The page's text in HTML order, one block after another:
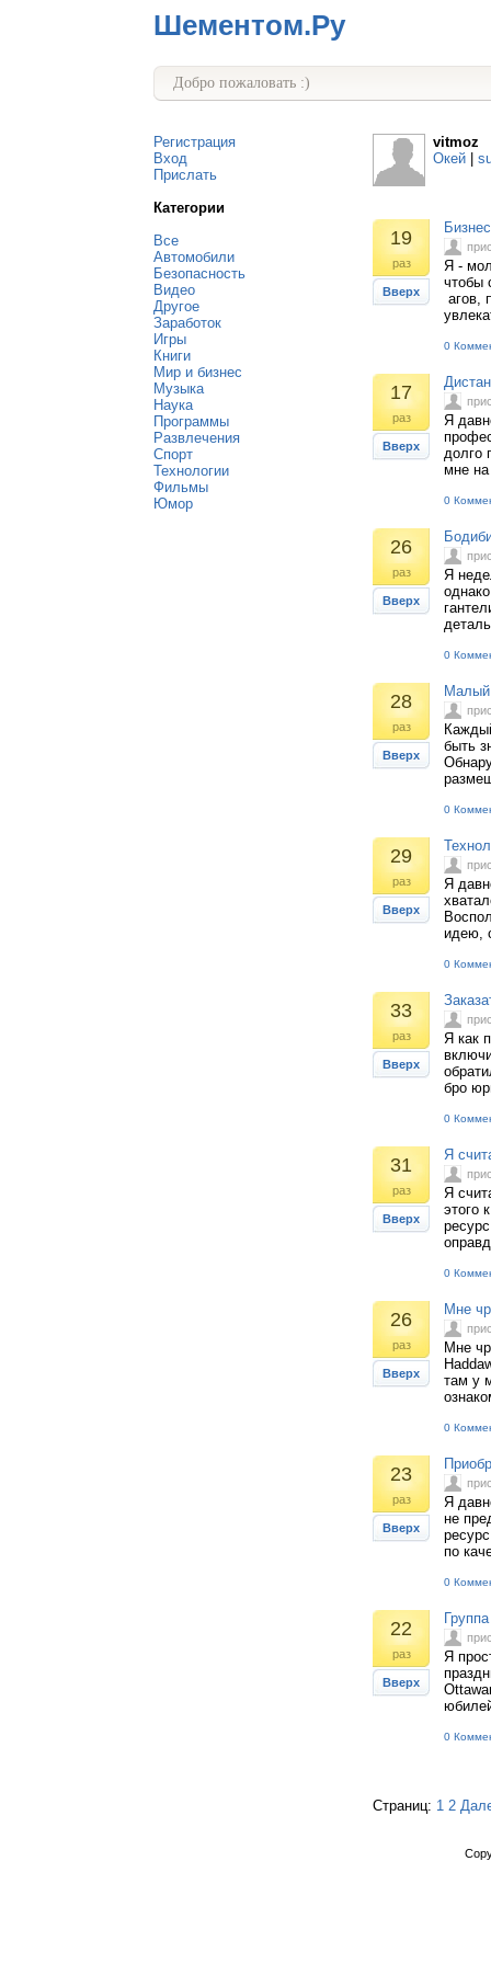
Шементом.Ру
Добро пожаловать :)
Регистрация
Вход
Прислать
Категории
Все
Автомобили
Безопасность
Видео
Другое
Заработок
Игры
Книги
Мир и бизнес
Музыка
Наука
Программы
Развлечения
Спорт
Технологии
Фильмы
Юмор
vitmoz
Окей
19
раз
Вверх
Я -
чтобы
агов,
0
17
раз
Вверх
Я
долго
мне
0
26
раз
Вверх
Я
0
28
раз
Вверх
Малый
быть
0
29
раз
Вверх
Я
идею,
0
33
раз
Вверх
Я как
бро
0
31
раз
Вверх
Я
Я
этого
0
26
раз
Вверх
Мне
Мне
там у
0
23
раз
Вверх
Я
не
по
0
22
раз
Вверх
Я
0
Страниц: 1 2